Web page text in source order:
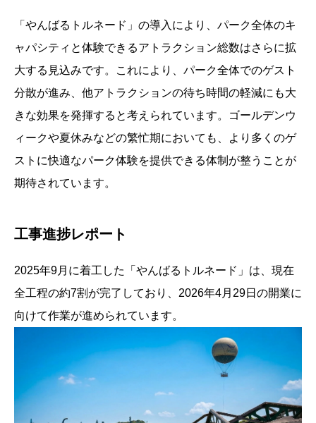
「やんばるトルネード」の導入により、パーク全体のキ
ャパシティと体験できるアトラクション総数はさらに拡
大する見込みです。これにより、パーク全体でのゲスト
分散が進み、他アトラクションの待ち時間の軽減にも大
きな効果を発揮すると考えられています。ゴールデンウ
ィークや夏休みなどの繁忙期においても、より多くのゲ
ストに快適なパーク体験を提供できる体制が整うことが
期待されています。
工事進捗レポート
2025年9月に着工した「やんばるトルネード」は、現在
全工程の約7割が完了しており、2026年4月29日の開業に
向けて作業が進められています。